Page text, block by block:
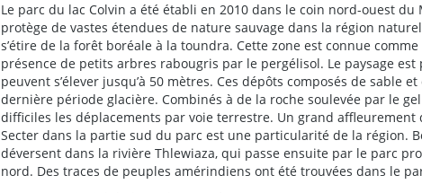
Le parc du lac Colvin a été établi en 2010 dans le coin nord-ouest du
protège de vastes étendues de nature sauvage dans la région
s’étire de la forêt boréale à la toundra. Cette zone est connue comme
présence de petits arbres rabougris par le pergélisol. Le paysage est
peuvent s’élever jusqu’à 50 mètres. Ces dépôts composés de sable
dernière période glacière. Combinés à de la roche soulevée par le
difficiles les déplacements par voie terrestre. Un grand
Secter dans la partie sud du parc est une particularité de la région.
déversent dans la rivière Thlewiaza, qui passe ensuite par le parc
nord. Des traces de peuples amérindiens ont été trouvées dans le